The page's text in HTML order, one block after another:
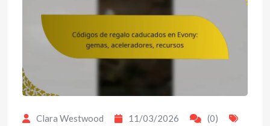
Clara Westwood 11/03/2026
(0)